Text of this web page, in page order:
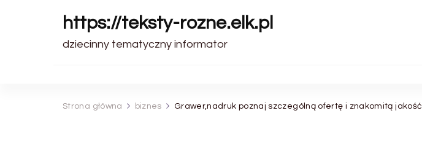
https://teksty-rozne.elk.pl
dziecinny tematyczny informator
Strona główna biznes Grawer,nadruk poznaj szczególną ofertę i znakomitą jakość